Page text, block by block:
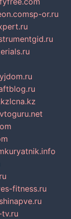
sp-or.ru
lcna.kz
kuryatnik.info
fitness.ru